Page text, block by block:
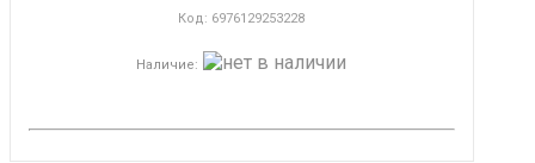
Код: 6976129253228
Наличие: